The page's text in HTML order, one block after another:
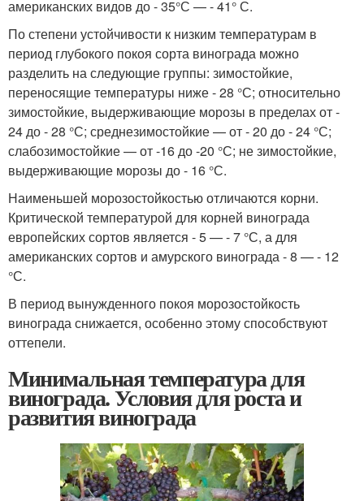
американских видов до - 35°С — - 41° С.
По степени устойчивости к низким температурам в
период глубокого покоя сорта винограда можно
разделить на следующие группы: зимостойкие,
переносящие температуры ниже - 28 °С; относительно
зимостойкие, выдерживающие морозы в пределах от -
24 до - 28 °С; среднезимостойкие — от - 20 до - 24 °С;
слабозимостойкие — от -16 до -20 °С; не зимостойкие,
выдерживающие морозы до - 16 °С.
Наименьшей морозостойкостью отличаются корни.
Критической температурой для корней винограда
европейских сортов является - 5 — - 7 °С, а для
американских сортов и амурского винограда - 8 — - 12
°С.
В период вынужденного покоя морозостойкость
винограда снижается, особенно этому способствуют
оттепели.
Минимальная температура для
винограда. Условия для роста и
развития винограда